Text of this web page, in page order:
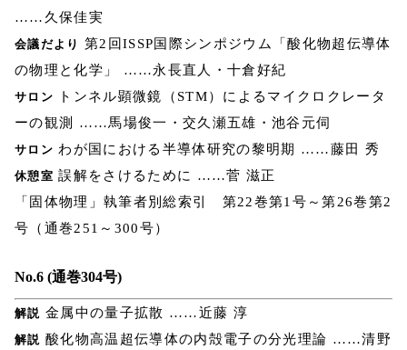
……久保佳実
会議だより 第2回ISSP国際シンポジウム「酸化物超伝導体
の物理と化学」 ……永長直人・十倉好紀
サロン トンネル顕微鏡（STM）によるマイクロクレータ
ーの観測 ……馬場俊一・交久瀬五雄・池谷元伺
サロン わが国における半導体研究の黎明期 ……藤田 秀
休憩室 誤解をさけるために ……菅 滋正
「固体物理」執筆者別総索引 第22巻第1号～第26巻第2
号（通巻251～300号）
No.6 (通巻304号)
解説 金属中の量子拡散 ……近藤 淳
解説 酸化物高温超伝導体の内殻電子の分光理論 ……清野